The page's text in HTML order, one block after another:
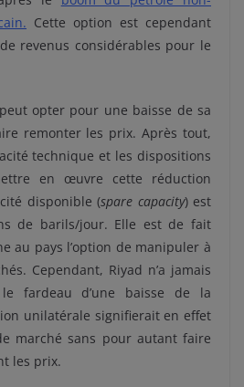
Cette option est cependant
revenus considérables pour le
opter pour une baisse de sa
remonter les prix. Après tout,
technique et les dispositions
en œuvre cette réduction
disponible (spare capacity) est
de barils/jour. Elle est de fait
au pays l’option de manipuler à
Cependant, Riyad n’a jamais
fardeau d’une baisse de la
unilatérale signifierait en effet
marché sans pour autant faire
les prix.